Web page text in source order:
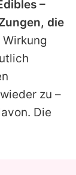
–
die
zu –
Die